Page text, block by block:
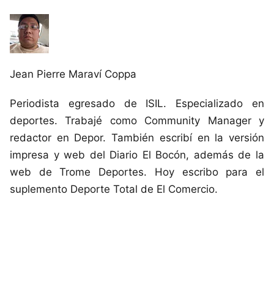
Jean Pierre Maraví Coppa
Periodista egresado de ISIL. Especializado en
deportes. Trabajé como Community Manager y
redactor en Depor. También escribí en la versión
impresa y web del Diario El Bocón, además de la
web de Trome Deportes. Hoy escribo para el
suplemento Deporte Total de El Comercio.